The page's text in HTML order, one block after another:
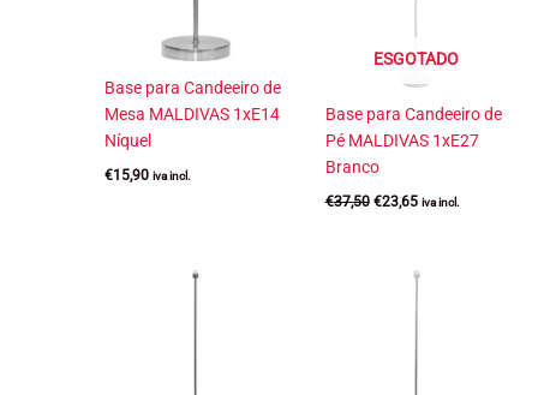
Base para Candeeiro de
Mesa MALDIVAS 1xE14
Níquel
€15,90 iva incl.
ESGOTADO
Base para Candeeiro de
Pé MALDIVAS 1xE27
Branco
€37,50 O
€37,50.
€23,65O
€23,65.
iva incl.